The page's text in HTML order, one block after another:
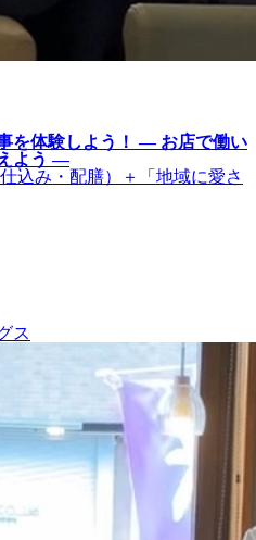
を体験しよう！ ― お店で働い
よう ―
込み・配膳）＋「地域に愛さ
ス